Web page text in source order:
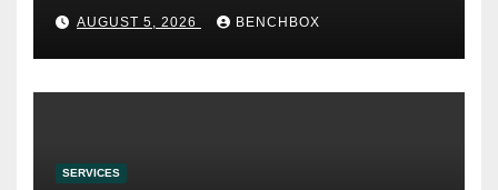
AUGUST 5, 2026 BENCHBOX
SERVICES